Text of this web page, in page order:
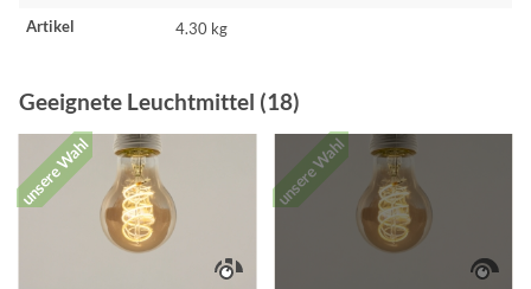
Artikel 4.30 kg
Geeignete Leuchtmittel (18)
unsere Wahl unsere Wahl